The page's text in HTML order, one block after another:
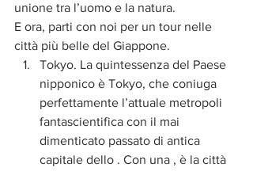
unione tra l’uomo e la natura.
E ora, parti con noi per un tour nelle
città più belle del Giappone.
Tokyo. La quintessenza del Paese
nipponico è Tokyo, che coniuga
perfettamente l’attuale metropoli
fantascientifica con il mai
dimenticato passato di antica
capitale dello . Con una , è la città